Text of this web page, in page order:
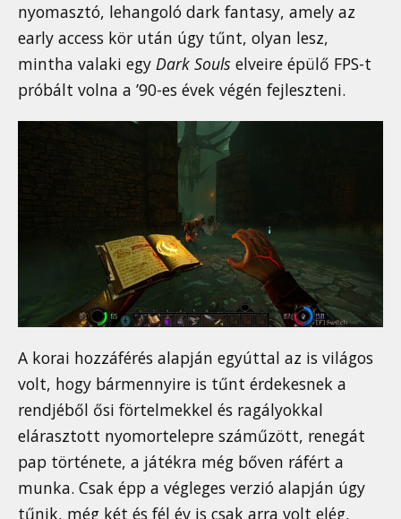
nyomasztó, lehangoló dark fantasy, amely az
early access kör után úgy tűnt, olyan lesz,
mintha valaki egy Dark Souls elveire épülő FPS-t
próbált volna a ’90-es évek végén fejleszteni.
A korai hozzáférés alapján egyúttal az is világos
volt, hogy bármennyire is tűnt érdekesnek a
rendjéből ősi förtelmekkel és ragályokkal
elárasztott nyomortelepre száműzött, renegát
pap története, a játékra még bőven ráfért a
munka. Csak épp a végleges verzió alapján úgy
tűnik, még két és fél év is csak arra volt elég,